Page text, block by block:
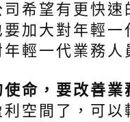
希望有更快
加大對年輕
輕一代業務人
命，要改善業
空間了，可以